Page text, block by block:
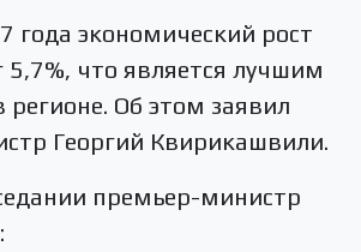
года экономический рост
5,7%, что является лучшим
регионе. Об этом заявил
Георгий Квирикашвили.
премьер-министр